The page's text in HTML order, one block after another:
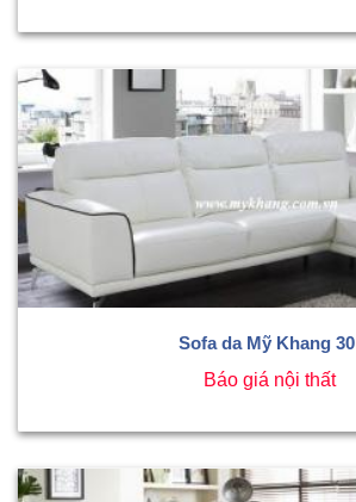
Sofa da Mỹ Khang 30
Báo giá nội thất